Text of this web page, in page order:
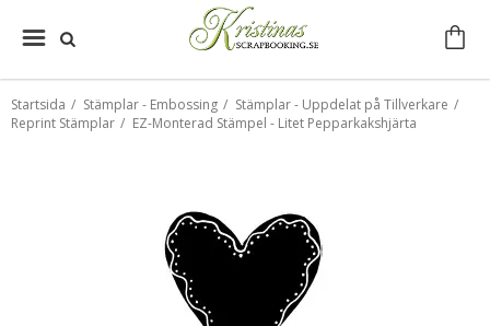
Startsida / Stämplar - Embossing / Stämplar - Uppdelat på Tillverkare /
Reprint Stämplar / EZ-Monterad Stämpel - Litet Pepparkakshjärta